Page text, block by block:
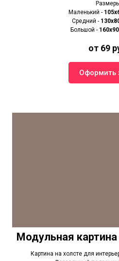
Маленький -
Средний -
Большой -
от 69
Оформить
Модульная
Картина на холсте для